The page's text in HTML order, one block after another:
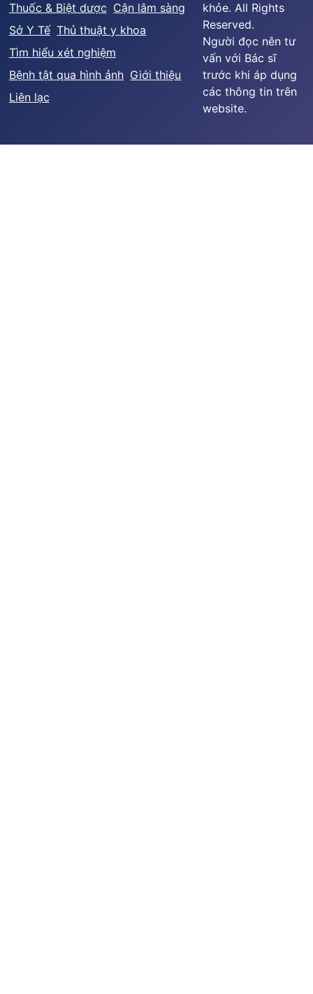
Thuốc & Biệt dược Cận lâm sàng
Sở Y Tế Thủ thuật y khoa
Tìm hiểu xét nghiệm
Bệnh tật qua hình ảnh Giới thiệu
Liên lạc
khỏe. All Rights
Reserved.
Người đọc nên tư
vấn với Bác sĩ
trước khi áp dụng
các thông tin trên
website.